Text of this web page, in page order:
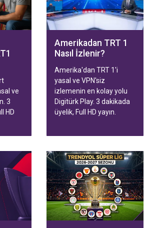
paketleriyle hızlı
aktivasyon.
ve
3
HD
Amerikadan TRT 1
Nasıl İzlenir?
Amerika'dan TRT 1'i
yasal ve VPN'siz
izlemenin en kolay yolu
Digitürk Play. 3 dakikada
üyelik, Full HD yayın.